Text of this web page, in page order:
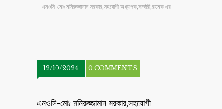
এনওসি-মোঃ মনিরুজ্জামান সরকার,সহযোগী অধ্যাপক,সার্জারী,রামেক এর
12/10/2024 0 COMMENTS
এনওসি-মোঃ মনিরুজ্জামান সরকার,সহযোগী